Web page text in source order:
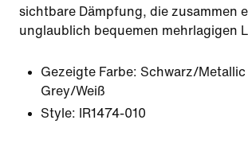
sichtbare Dämpfung, die zusammen
unglaublich bequemen mehrlagigen
Gezeigte Farbe: Schwarz/Metallic
Grey/Weiß
Style:
IR1474-010